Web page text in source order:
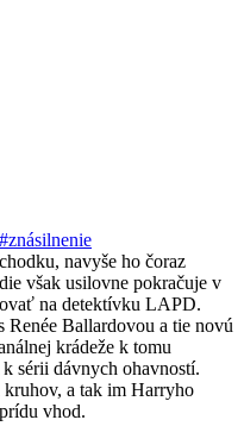
#znásilnenie
navyše ho čoraz
však usilovne pokračuje v
na detektívku LAPD.
Renée Ballardovou a tie novú
krádeže k tomu
sérii dávnych ohavností.
kruhov, a tak im Harryho
vhod.